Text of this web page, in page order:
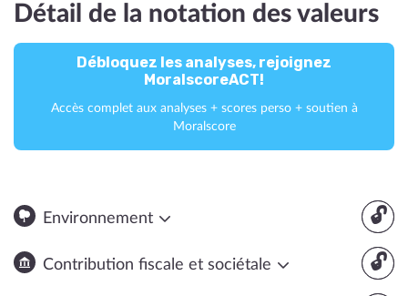
Détail de la notation des valeurs
Débloquez les analyses, rejoignez
MoralscoreACT!
Accès complet aux analyses + scores perso + soutien à
Moralscore
🔓
Environnement
🔓
Contribution fiscale et sociétale